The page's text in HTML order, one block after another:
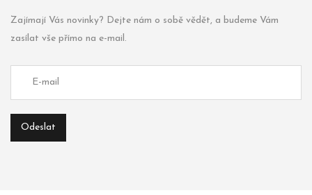
Zajímají Vás novinky? Dejte nám o sobě vědět, a budeme Vám
zasílat vše přímo na e-mail.